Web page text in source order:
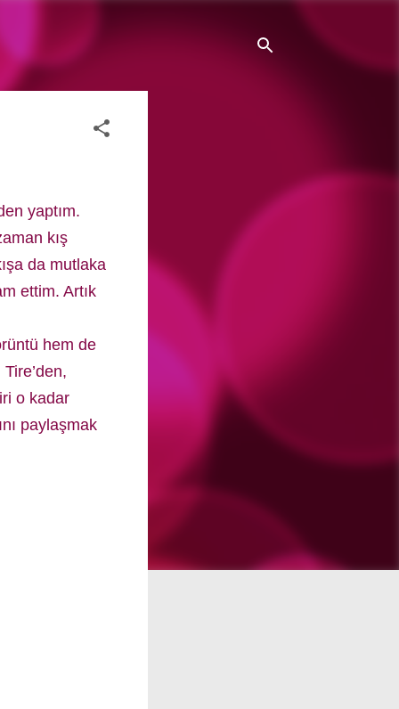
yaptım.
kış
da mutlaka
ettim. Artık
hem de
o kadar
paylaşmak